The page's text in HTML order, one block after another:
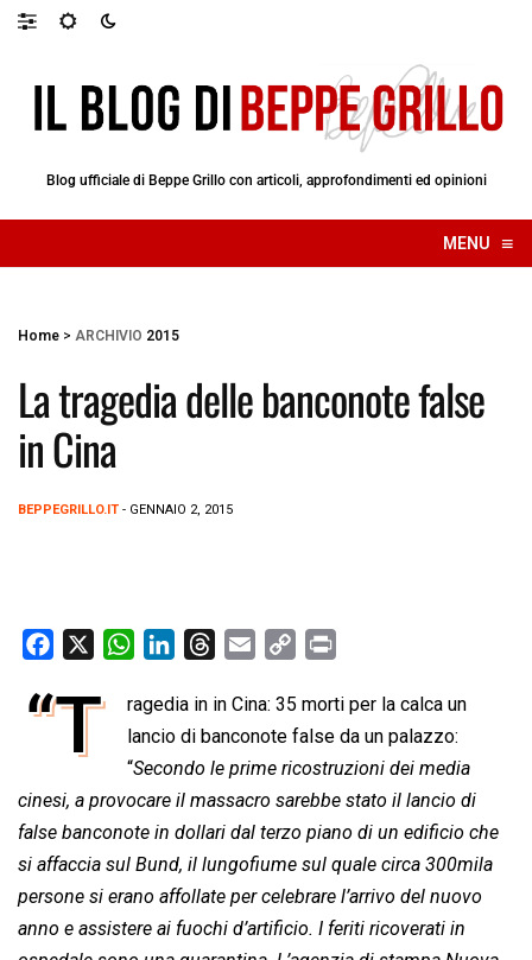
Blog ufficiale di Beppe Grillo con articoli, approfondimenti ed opinioni
MENU ≡
☰
Home > ARCHIVIO 2015
La tragedia delle banconote false
in Cina
BEPPEGRILLO.IT - GENNAIO 2, 2015
c
o
o
k
W
a
t
s
A
p
p
n
k
e
d
I
n
r
e
a
d
s
a
i
l
p
y
L
i
n
k
i
n
t
“T
ragedia in in Cina: 35 morti per la calca un
lancio di banconote false da un palazzo:
“Secondo le prime ricostruzioni dei media
cinesi, a provocare il massacro sarebbe stato il lancio di
false banconote in dollari dal terzo piano di un edificio che
si affaccia sul Bund, il lungofiume sul quale circa 300mila
persone si erano affollate per celebrare l’arrivo del nuovo
anno e assistere ai fuochi d’artificio. I feriti ricoverati in